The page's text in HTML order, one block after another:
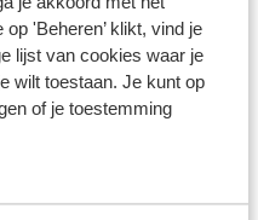
'Beheren’ klikt, vind je
lijst van cookies waar je
wilt toestaan. Je kunt op
of je toestemming
avec Sunweb !